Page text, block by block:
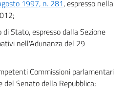
1997, n. 281, espresso nella
Stato, espresso dalla Sezione
nell'Adunanza del 29
Commissioni parlamentari
Senato della Repubblica;